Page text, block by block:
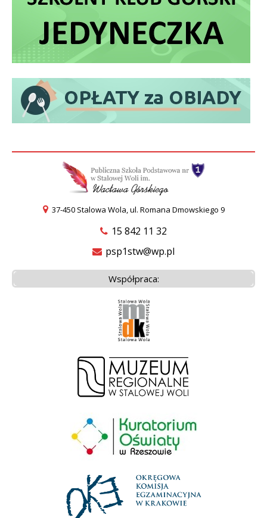
37-450 Stalowa Wola, ul. Romana Dmowskiego 9
15 842 11 32
psp1stw@wp.pl
Współpraca: